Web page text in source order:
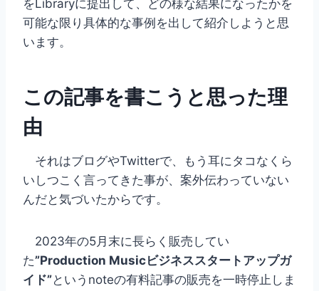
をLibraryに提出して、どの様な結果になったかを
可能な限り具体的な事例を出して紹介しようと思
います。
この記事を書こうと思った理
由
それはブログやTwitterで、もう耳にタコなくら
いしつこく言ってきた事が、案外伝わっていない
んだと気づいたからです。
2023年の5月末に長らく販売してい
た”Production Musicビジネススタートアップガ
イド”というnoteの有料記事の販売を一時停止しま